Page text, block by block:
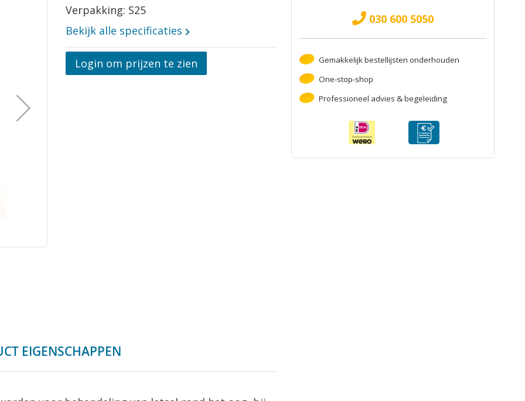
Opmerkingen
Verpakking: S25
Bekijk alle specificaties
Login om prijzen te zien
EIGENSCHAPPEN
030 600 5050
Gemakkelijk bestellijsten onderhouden
One-stop-shop
Professioneel advies & begeleiding